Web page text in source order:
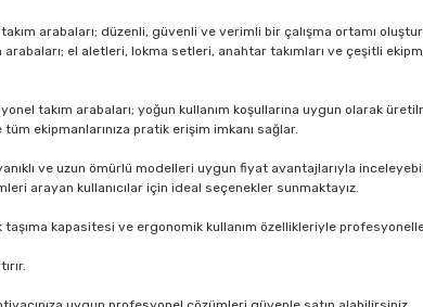
arabaları; düzenli, güvenli ve verimli bir çalışma ortamı
el aletleri, lokma setleri, anahtar takımları ve çeşitli
takım arabaları; yoğun kullanım koşullarına uygun olarak
ekipmanlarınıza pratik erişim imkanı sağlar.
ve uzun ömürlü modelleri uygun fiyat avantajlarıyla
arayan kullanıcılar için ideal seçenekler sunmaktayız.
kapasitesi ve ergonomik kullanım özellikleriyle